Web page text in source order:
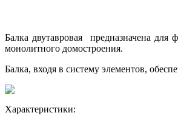
Балка двутавровая предназначена
монолитного домостроения.
Балка, входя в систему элементов,
Характеристики: